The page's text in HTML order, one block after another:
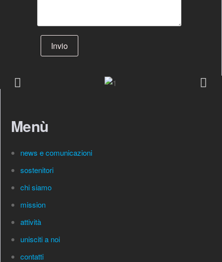
Invio
Menù
news e comunicazioni
sostenitori
chi siamo
mission
attività
unisciti a noi
contatti